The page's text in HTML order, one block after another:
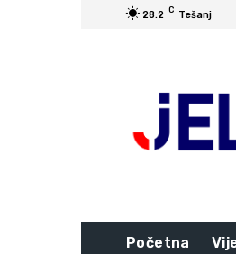
28.2 C Tešanj
Početna